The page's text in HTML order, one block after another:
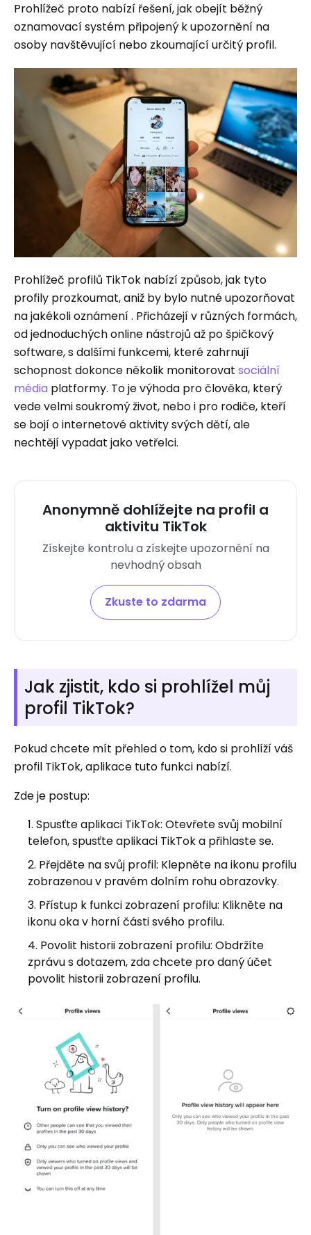
Prohlížeč proto nabízí řešení, jak obejít běžný
oznamovací systém připojený k upozornění na
osoby navštěvující nebo zkoumající určitý profil.
Prohlížeč profilů TikTok nabízí způsob, jak tyto
profily prozkoumat, aniž by bylo nutné upozorňovat
na jakékoli oznámení . Přicházejí v různých formách,
od jednoduchých online nástrojů až po špičkový
software, s dalšími funkcemi, které zahrnují
schopnost dokonce několik monitorovat sociální
média platformy. To je výhoda pro člověka, který
vede velmi soukromý život, nebo i pro rodiče, kteří
se bojí o internetové aktivity svých dětí, ale
nechtějí vypadat jako vetřelci.
Anonymně dohlížejte na profil a
aktivitu TikTok
Získejte kontrolu a získejte upozornění na
nevhodný obsah
Zkuste to zdarma
Jak zjistit, kdo si prohlížel můj
profil TikTok?
Pokud chcete mít přehled o tom, kdo si prohlíží váš
profil TikTok, aplikace tuto funkci nabízí.
Zde je postup:
Spusťte aplikaci TikTok: Otevřete svůj mobilní
telefon, spusťte aplikaci TikTok a přihlaste se.
Přejděte na svůj profil: Klepněte na ikonu profilu
zobrazenou v pravém dolním rohu obrazovky.
Přístup k funkci zobrazení profilu: Klikněte na
ikonu oka v horní části svého profilu.
Povolit historii zobrazení profilu: Obdržíte
zprávu s dotazem, zda chcete pro daný účet
povolit historii zobrazení profilu.